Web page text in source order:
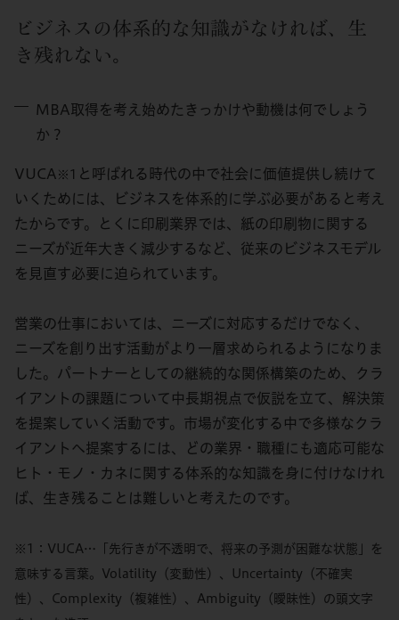
ビジネスの体系的な知識がなければ、生
き残れない。
MBA取得を考え始めたきっかけや動機は何でしょう
か？
VUCA ※1 と呼ばれる時代の中で社会に価値提供し続けて
いくためには、ビジネスを体系的に学ぶ必要があると考え
たからです。とくに印刷業界では、紙の印刷物に関する
ニーズが近年大きく減少するなど、従来のビジネスモデル
を見直す必要に迫られています。
営業の仕事においては、ニーズに対応するだけでなく、
ニーズを創り出す活動がより一層求められるようになりま
した。パートナーとしての継続的な関係構築のため、クラ
イアントの課題について中長期視点で仮説を立て、解決策
を提案していく活動です。市場が変化する中で多様なクラ
イアントへ提案するには、どの業界・職種にも適応可能な
ヒト・モノ・カネに関する体系的な知識を身に付けなけれ
ば、生き残ることは難しいと考えたのです。
※1：VUCA…「先行きが不透明で、将来の予測が困難な状態」を
意味する言葉。Volatility（変動性）、Uncertainty（不確実
性）、Complexity（複雑性）、Ambiguity（曖昧性）の頭文字